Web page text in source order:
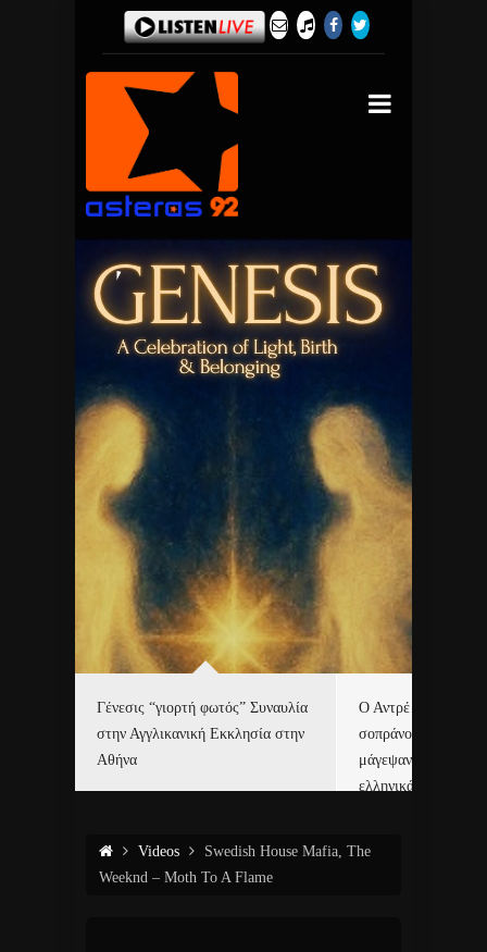
Γένεσις “γιορτή φωτός” Συναυλία
στην Αγγλικανική Εκκλησία στην
Αθήνα
Ο Αντρέ Ριέ και η
σοπράνο Χριστίνα
μάγεψαν το
ελληνικά κάλαντα!
Videos
Swedish House Mafia, The
Weeknd – Moth To A Flame